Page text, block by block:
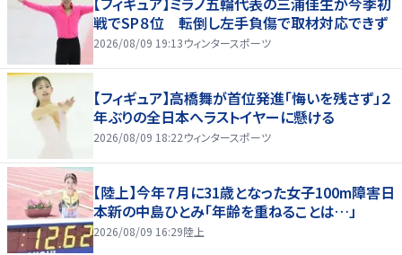
戦でSP８位 転倒し左手負傷で取材対応できず
2026/08/09 19:13ウィンタースポーツ
【フィギュア】高橋舞が首位発進「悔いを残さず」２
年ぶりの全日本へラストイヤーに懸ける
2026/08/09 18:22ウィンタースポーツ
【陸上】今年７月に31歳となった女子100m障害日
本新の中島ひとみ「年齢を重ねることは…」
2026/08/09 16:29陸上